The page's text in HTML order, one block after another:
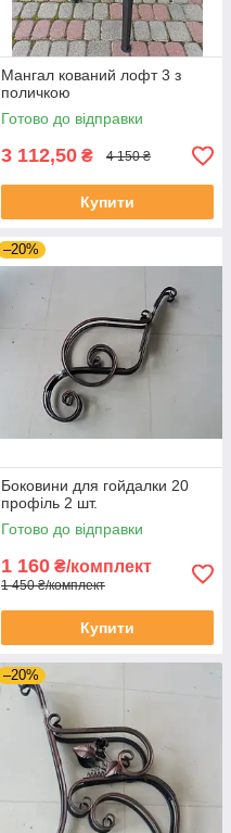
Мангал кований лофт 3 з
поличкою
Готово до відправки
3 112,50 ₴ 4 150 ₴
Купити
–20%
Боковини для гойдалки 20
профіль 2 шт.
Готово до відправки
1 160 ₴/комплект
1 450 ₴/комплект
Купити
–20%